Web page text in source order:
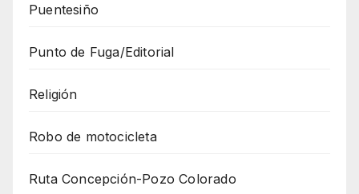
Puentesiño
Punto de Fuga/Editorial
Religión
Robo de motocicleta
Ruta Concepción-Pozo Colorado